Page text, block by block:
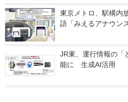
東京メトロ、駅構内
語「みえるアナウンス
JR東、運行情報の「
能に　生成AI活用